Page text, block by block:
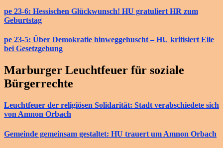
pe 23-6: Hessischen Glückwunsch! HU gratuliert HR zum
Geburtstag
pe 23-5: Über Demokratie hinweggehuscht – HU kritisiert Eile
bei Gesetzgebung
Marburger Leuchtfeuer für soziale
Bürgerrechte
Leuchtfeuer der religiösen Solidarität: Stadt verabschiedete sich
von Amnon Orbach
Gemeinde gemeinsam gestaltet: HU trauert um Amnon Orbach